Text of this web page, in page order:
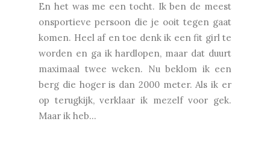
En het was me een tocht. Ik ben de meest
onsportieve persoon die je ooit tegen gaat
komen. Heel af en toe denk ik een fit girl te
worden en ga ik hardlopen, maar dat duurt
maximaal twee weken. Nu beklom ik een
berg die hoger is dan 2000 meter. Als ik er
op terugkijk, verklaar ik mezelf voor gek.
Maar ik heb...